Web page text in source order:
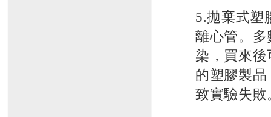
5.拋棄式塑
離心管。
染，買來
的塑膠製
致實驗失敗